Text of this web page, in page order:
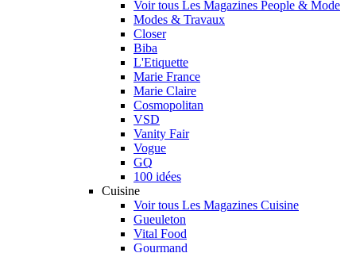
Voir tous Les Magazines People & Mode
Modes & Travaux
Closer
Biba
L'Etiquette
Marie France
Marie Claire
Cosmopolitan
VSD
Vanity Fair
Vogue
GQ
100 idées
Cuisine
Voir tous Les Magazines Cuisine
Gueuleton
Vital Food
Gourmand